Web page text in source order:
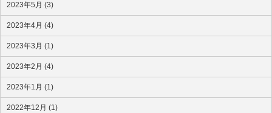
2023年5月 (3)
2023年4月 (4)
2023年3月 (1)
2023年2月 (4)
2023年1月 (1)
2022年12月 (1)